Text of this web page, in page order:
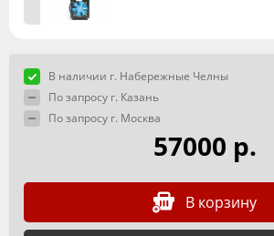
В наличии г. Набережные Челны
По запросу г. Казань
По запросу г. Москва
57000 р.
В корзину